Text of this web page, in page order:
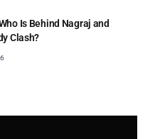
Is Behind Nagraj and
Clash?